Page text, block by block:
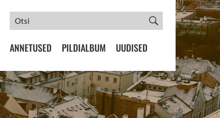
ANNETUSED PILDIALBUM UUDISED